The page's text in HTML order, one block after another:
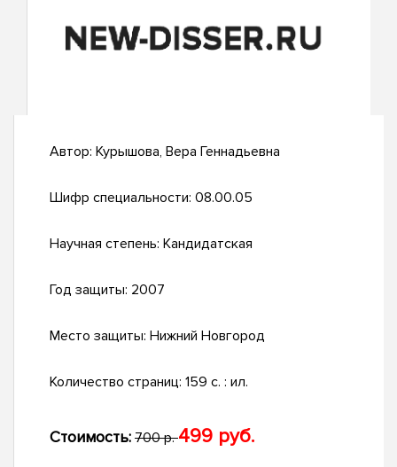
Автор: Курышова, Вера Геннадьевна
Шифр специальности: 08.00.05
Научная степень: Кандидатская
Год защиты: 2007
Место защиты: Нижний Новгород
Количество страниц: 159 с. : ил.
Стоимость: 700 р.499 руб.